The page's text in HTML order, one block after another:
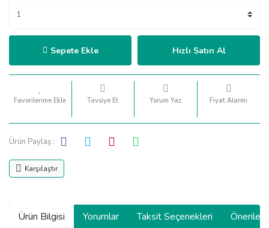
Sepete Ekle Hızlı Satın Al
Tavsiye Et Yorum Yaz Fiyat Alarmı
Ürün Paylaş :
Karşılaştır
Ürün Bilgisi Yorumlar Taksit Seçenekleri